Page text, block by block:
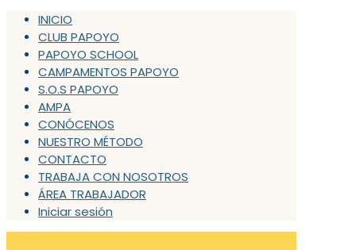
INICIO
CLUB PAPOYO
PAPOYO SCHOOL
CAMPAMENTOS PAPOYO
S.O.S PAPOYO
AMPA
CONÓCENOS
NUESTRO MÉTODO
CONTACTO
TRABAJA CON NOSOTROS
ÁREA TRABAJADOR
Iniciar sesión